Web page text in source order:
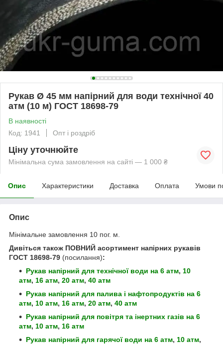
Рукав Ø 45 мм напірний для води технічної 40
атм (10 м) ГОСТ 18698-79
В наявності
Код: 1941
Опт і роздріб
Ціну уточнюйте
Мінімальна сума замовлення на сайті — 1 000 ₴
Опис Характеристики Доставка Оплата Умови
Опис
Мінімальне замовлення 10 пог. м.
Дивіться також ПОВНИЙ асортимент напірних рукавів
ГОСТ 18698-79 (посилання):
Рукав напірний для технічної води на 6 атм, 10
атм, 16 атм, 20 атм, 40 атм
Рукав напірний для палива і нафтопродуктів на 6
атм, 10 атм, 16 атм, 20 атм, 40 атм
Рукав напірний для повітря та інертних газів на 6
атм, 10 атм, 16 атм
Рукав напірний для гарячої води на 6 атм, 10 атм,